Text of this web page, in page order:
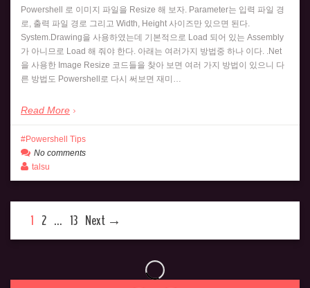
Powershell 로 이미지 파일을 Resize 해 보자. Parameter는 입력 파일 경
로, 출력 파일 경로 그리고 Width, Height 사이즈만 있으면 된다.
System.Drawing을 사용하였는데 기본적으로 Load 되어 있는 Assembly
가 아니므로 Load 해 줘야 한다. 아래는 여러가지 방법중 하나 이다. .Net
을 사용한 Image Resize 코드들을 찾아 보면 여러 가지 방법이 있으니 다
른 방법도 Powershell로 다시 써보면 재미…
Read More
Powershell Tips
No comments
talsu
1 2 … 13 Next →